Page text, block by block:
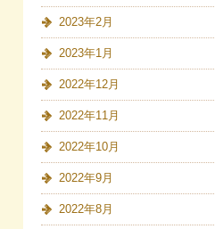
2023年2月
2023年1月
2022年12月
2022年11月
2022年10月
2022年9月
2022年8月